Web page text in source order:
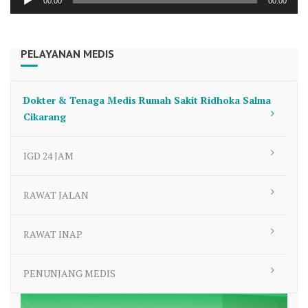
PELAYANAN MEDIS
Dokter & Tenaga Medis Rumah Sakit Ridhoka Salma
Cikarang
IGD 24 JAM
RAWAT JALAN
RAWAT INAP
PENUNJANG MEDIS